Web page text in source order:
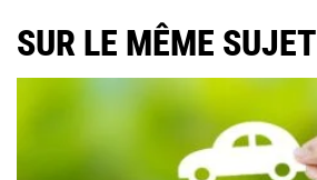
SUR LE MÊME SUJET